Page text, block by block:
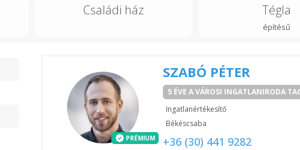
Családi ház Tégla
építésű
PRÉMIUM
SZABÓ PÉTER
5 ÉVE A VÁROSI INGATLANIRODA
Ingatlanértékesítő
Békéscsaba
+36 (30) 441 9282